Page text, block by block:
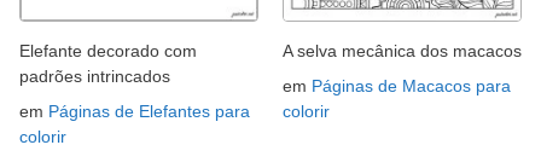
Elefante decorado com
padrões intrincados
em Páginas de Elefantes para
colorir
A selva mecânica dos macacos
em Páginas de Macacos para
colorir